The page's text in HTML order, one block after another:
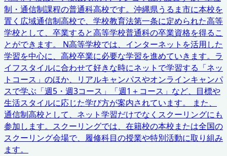
制・通信制課程の普通科高校です。沖縄県うるま市に本校を
置く広域通信制高校で、学校教育法第一条に定められた高等
学校として、卒業すると高等学校普通科の卒業資格を得るこ
とができます。 N高等学校では、インターネットを活用した
学習を中心に、高校卒業に必要な学習を進めていきます。ラ
イフスタイルに合わせて好きな時にネットで学習する「ネッ
トコース」のほか、リアルキャンパスやオンラインキャンパ
スで学ぶ「週5・週3コース」「週1＋コース」など、目標や
生活スタイルに応じた学び方が案内されています。 また、
通信制高校として、ネット学習だけでなくスクーリングにも
参加します。スクーリングでは、在籍校の本校または全国の
スクーリング会場で、履修科目の授業や特別活動に取り組み
ます。